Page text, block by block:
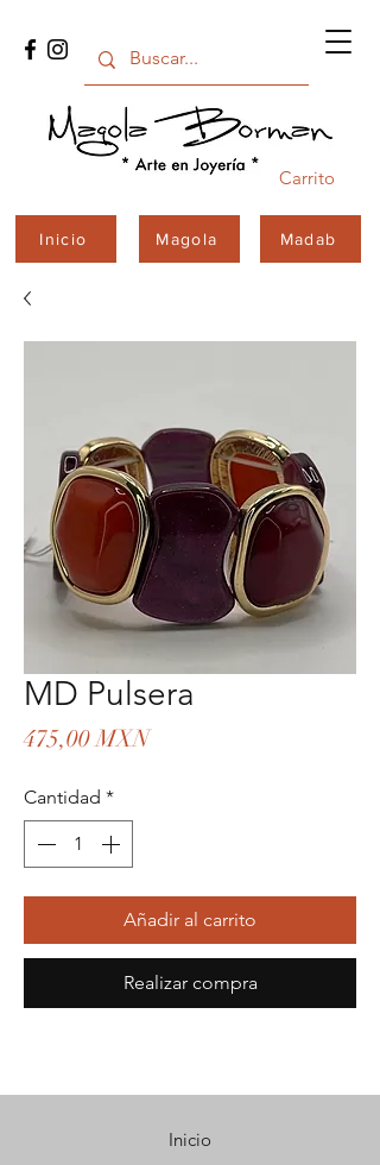
Carrito
Inicio Magola Madab
MD Pulsera
475,00 MXNPrecio
Cantidad *
Añadir al carrito
Realizar compra
Inicio